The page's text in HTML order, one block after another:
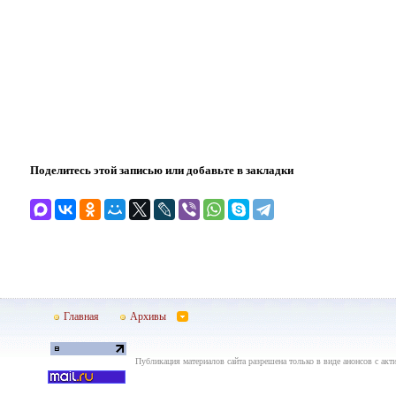
Поделитесь этой записью или добавьте в закладки
Главная Архивы
Публикация материалов сайта разрешена только в виде анонсов с